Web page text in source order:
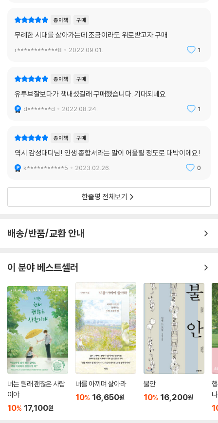
있는 친근한 보통 사람이다. 그런 그가 남들과 다른 점은, 일단 무조건 해보
는 것 하나였다. 사진사로 일하다가 음악을 하고 싶으면 그냥 시작했다. 손
재주가 전혀 없지만 목수 일을 하고 싶어 전문가 밑에서 열심히 배웠다.
그 모든 일을 다 성공적으로 해낸 것은 결코 아니다. 실패도 여러 번 맛보았
고 싶어 한다. 궁지에 몰려있다면 오히려 자신 없는 일에 과감하게 도전하
없지만, 그 과정을 통해 누구도 흠집낼 수 없는 나만의 자신감을 되찾을 수
있습니다. 혹여 도전에 성공하지 못하더라도 그 과정에서 삶의 깨달음을
인생에서 중요한 것은 지나친 생각도, 깊이 있는 고민도 아니다. 복잡한 머
다. 저자는 시종일관 ‘그냥 하기’의 엄청난 힘과 놀라운 결과를 자신의 경험
을 통해 이야기한다.
을 발휘한다. 저자는, 다른 건 몰라도 그냥 하기의 힘 하나는 자신의 삶을
통해 증명할 수 있다고 힘주어 여러 번 강조한다.
습니다. 인생은 어디로 흘러갈지 모릅니다. ‘그냥 하기’가 생각보다 꽤 좋은
곳으로 당신을 데려다줄 수도 있어요.”
종이책 구매
무례한 시대를 살아가는데 조금이라도 위로받고자 구매
r************8 2022.09.01. 1
종이책 구매
유투브잘보다가 책내셨길래 구매했습니다. 기대되네요
d*******d 2022.08.24. 1
종이책 구매
역시 감성대디님! 인생 종합서라는 말이 어울릴 정도로 대박이에요!
k***********5 2023.02.26. 0
한줄평 전체보기
배송/반품/교환 안내
이 분야 베스트셀러
너는 원래 괜찮은 사람
이야
10% 17,100원
너를 아끼며 살아라
10% 16,650원
불안
10% 16,200원